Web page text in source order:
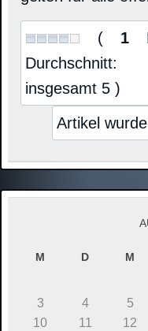
( 1
Durchschnitt:
insgesamt 5 )
Artikel
M D M
3
4 5
10
11 12